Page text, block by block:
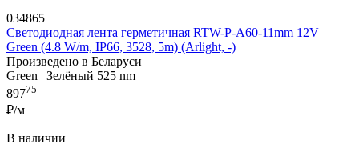
034865
Светодиодная лента герметичная RTW-P-A60-11mm 12V
Green (4.8 W/m, IP66, 3528, 5m) (Arlight, -)
Произведено в Беларуси
Green | Зелёный 525 nm
89775
₽/м
В наличии